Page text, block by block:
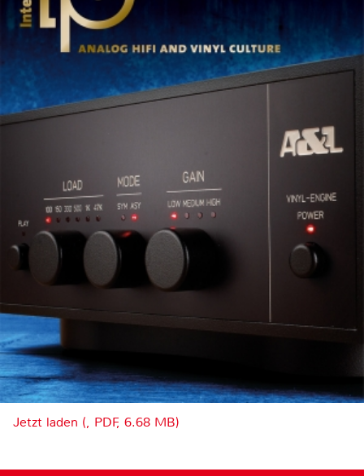
Jetzt laden (, PDF, 6.68 MB)